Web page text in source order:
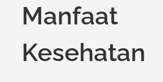
Manfaat
Kesehatan